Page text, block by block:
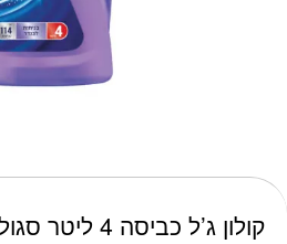
קולון ג’ל כביסה 4 ליטר סגול